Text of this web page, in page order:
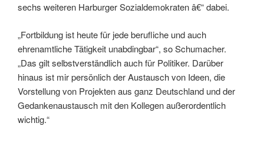
sechs weiteren Harburger Sozialdemokraten â€“ dabei.
„Fortbildung ist heute für jede berufliche und auch
ehrenamtliche Tätigkeit unabdingbar“, so Schumacher.
„Das gilt selbstverständlich auch für Politiker. Darüber
hinaus ist mir persönlich der Austausch von Ideen, die
Vorstellung von Projekten aus ganz Deutschland und der
Gedankenaustausch mit den Kollegen außerordentlich
wichtig.“